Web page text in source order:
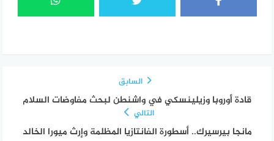
السابق
قادة أوروبا وزيلينسكي في واشنطن لبحث مفاوضات السلام
التالي
مانجا بيرسيرك.. أسطورة الفانتازيا المظلمة وإرث ميورا الخالد